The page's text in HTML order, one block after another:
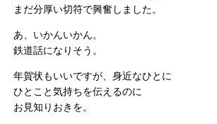
まだ分厚い切符で興奮しました。
あ、いかんいかん。
鉄道話になりそう。
年賀状もいいですが、身近なひとに
ひとこと気持ちを伝えるのに
お見知りおきを。